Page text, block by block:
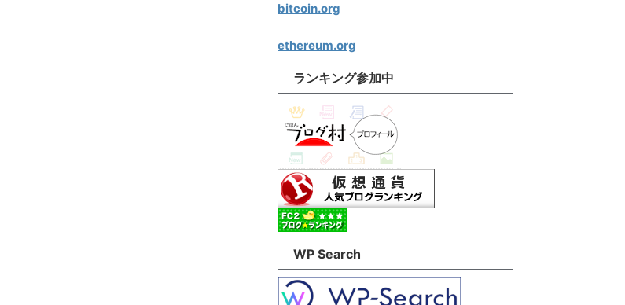
bitcoin.org
ethereum.org
ランキング参加中
WP Search